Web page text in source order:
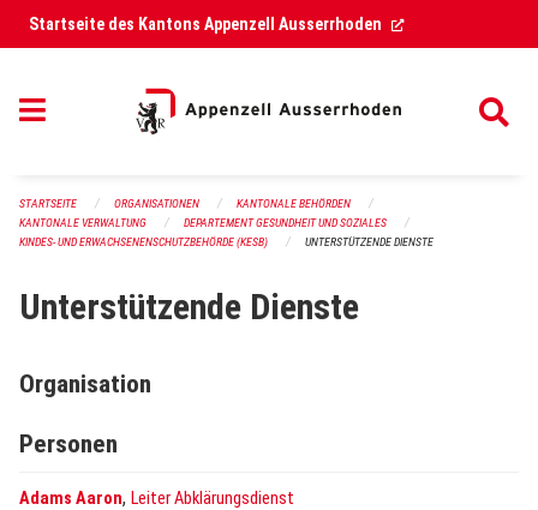
Navigation überspringen
Startseite des Kantons Appenzell Ausserrhoden (External Link)
STARTSEITE ORGANISATIONEN
KANTONALE BEHÖRDEN
KANTONALE VERWALTUNG
DEPARTEMENT GESUNDHEIT UND SOZIALES
KINDES- UND ERWACHSENENSCHUTZBEHÖRDE (KESB)
UNTERSTÜTZENDE DIENSTE
Unterstützende Dienste
Organisation
Personen
Adams Aaron, Leiter Abklärungsdienst